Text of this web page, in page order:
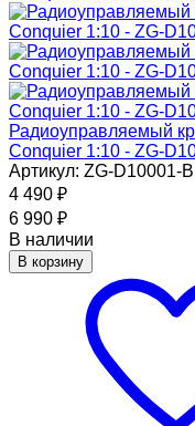
Радиоуправляемый
Conquier 1:10 - ZG-
Артикул: ZG-D10001-
4 490 ₽
6 990 ₽
В наличии
В корзину